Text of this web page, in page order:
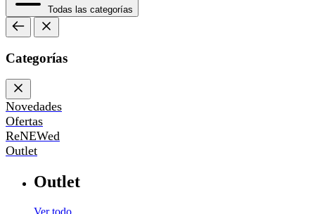
Todas las categorías
Categorías
Novedades
Ofertas
ReNEWed
Outlet
Outlet